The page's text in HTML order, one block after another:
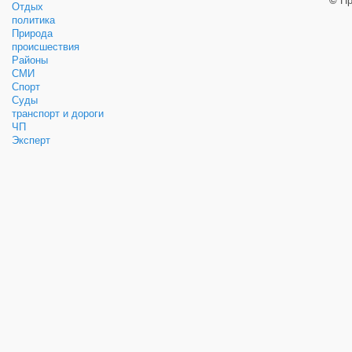
Отдых
политика
Природа
происшествия
Районы
СМИ
Спорт
Суды
транспорт и дороги
ЧП
Эксперт